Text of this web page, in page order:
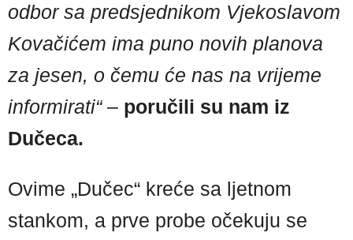
odbor sa predsjednikom Vjekoslavom
Kovačićem ima puno novih planova
za jesen, o čemu će nas na vrijeme
informirati“– poručili su nam iz
Dučeca.
Ovime „Dučec“ kreće sa ljetnom
stankom, a prve probe očekuju se